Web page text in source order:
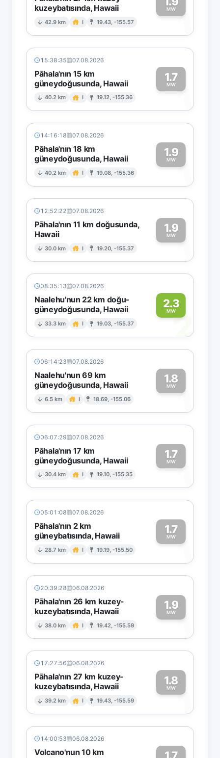
kuzeybatısında, Hawaii
42.9 km I 19.43, -155.57
MW1
15:38:35 07.08.2026
Pāhala'nın 15 km
güneydoğusunda, Hawaii
40.2 km I 19.12, -155.36
1.7
MW1
14:16:18 07.08.2026
Pāhala'nın 18 km
güneydoğusunda, Hawaii
40.2 km I 19.08, -155.36
1.9
MW1
12:52:22 07.08.2026
Pāhala'nın 11 km doğusunda,
Hawaii
30.0 km I 19.20, -155.37
1.9
MW1
08:35:13 07.08.2026
Naalehu'nun 22 km doğu-
güneydoğusunda, Hawaii
33.3 km I 19.03, -155.37
2.3
MW2
06:14:23 07.08.2026
Naalehu'nun 69 km
güneydoğusunda, Hawaii
6.5 km I 18.69, -155.06
1.8
MW1
06:07:29 07.08.2026
Pāhala'nın 17 km
güneydoğusunda, Hawaii
30.4 km I 19.10, -155.35
1.7
MW1
05:01:08 07.08.2026
Pāhala'nın 2 km
güneybatısında, Hawaii
28.7 km I 19.19, -155.50
1.7
MW1
20:39:28 06.08.2026
Pāhala'nın 26 km kuzey-
kuzeybatısında, Hawaii
38.0 km I 19.42, -155.59
1.9
MW1
17:27:56 06.08.2026
Pāhala'nın 27 km kuzey-
kuzeybatısında, Hawaii
39.2 km I 19.43, -155.59
1.8
MW1
14:00:53 06.08.2026
Volcano'nun 10 km